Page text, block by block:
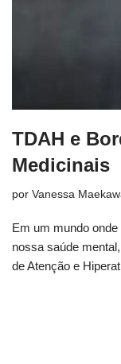
TDAH e
Medicinais
por Vanessa
Em um mundo
nossa saúde
de Atenção e